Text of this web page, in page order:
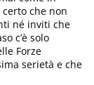
che non
né inviti che
c’è solo
Forze
serietà e che